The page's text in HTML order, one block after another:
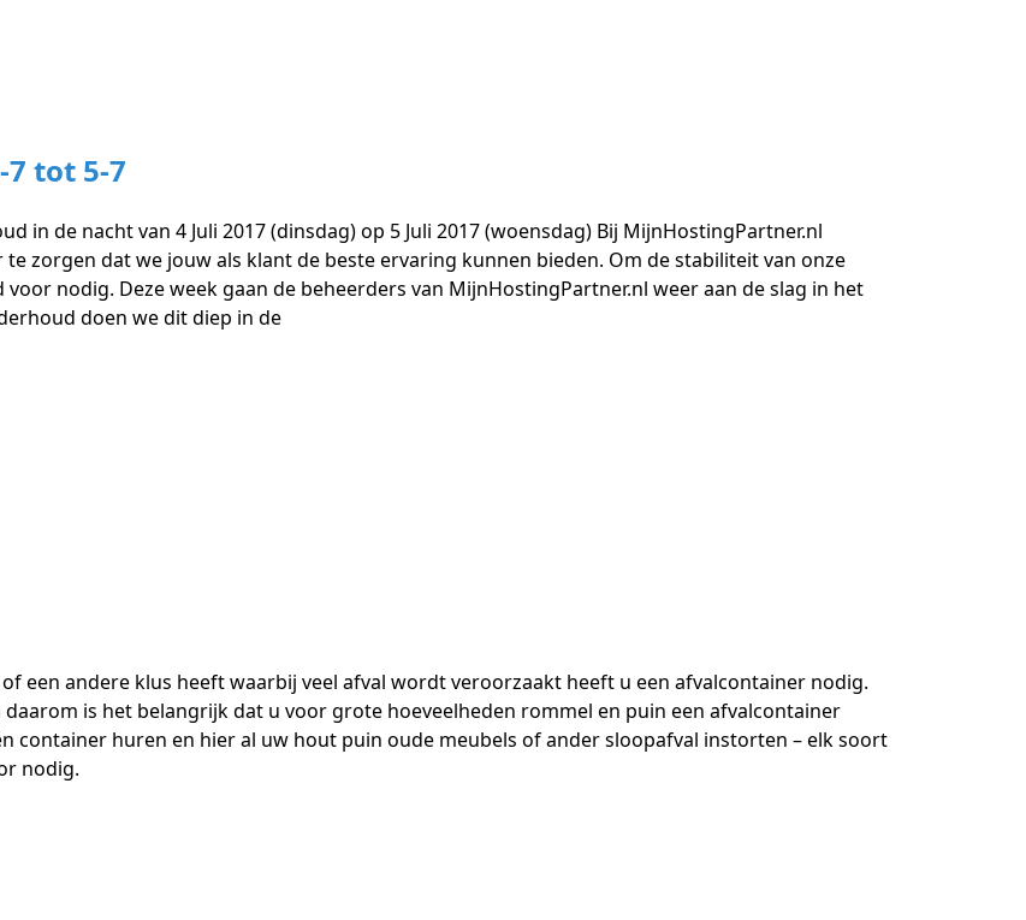
tot 5-7
in de nacht van 4 Juli 2017 (dinsdag) op 5 Juli 2017 (woensdag) Bij MijnHostingPartner.nl
zorgen dat we jouw als klant de beste ervaring kunnen bieden. Om de stabiliteit van onze
nodig. Deze week gaan de beheerders van MijnHostingPartner.nl weer aan de slag in het
doen we dit diep in de
een andere klus heeft waarbij veel afval wordt veroorzaakt heeft u een afvalcontainer nodig.
is het belangrijk dat u voor grote hoeveelheden rommel en puin een afvalcontainer
container huren en hier al uw hout puin oude meubels of ander sloopafval instorten – elk soort
nodig.